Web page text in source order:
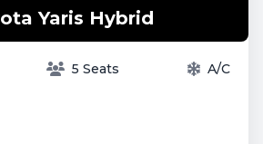
Yaris Hybrid
5 Seats A/C